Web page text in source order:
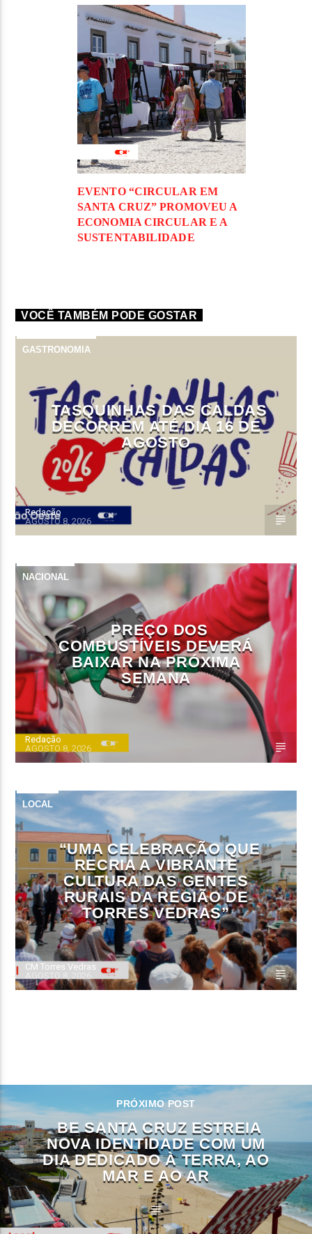
EVENTO “CIRCULAR EM
SANTA CRUZ” PROMOVEU A
ECONOMIA CIRCULAR E A
SUSTENTABILIDADE
VOCÊ TAMBÉM PODE GOSTAR
GASTRONOMIA
TASQUINHAS DAS CALDAS
DECORREM ATÉ DIA 16 DE
AGOSTO
Redação
AGOSTO 8, 2026
NACIONAL
PREÇO DOS
COMBUSTÍVEIS DEVERÁ
BAIXAR NA PRÓXIMA
SEMANA
Redação
AGOSTO 8, 2026
LOCAL
“UMA CELEBRAÇÃO QUE
RECRIA A VIBRANTE
CULTURA DAS GENTES
RURAIS DA REGIÃO DE
TORRES VEDRAS”
CM Torres Vedras
PRÓXIMO POST
BE SANTA CRUZ ESTREIA
NOVA IDENTIDADE COM UM
DIA DEDICADO À TERRA, AO
MAR E AO AR